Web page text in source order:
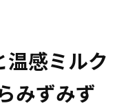
感ミルク
みずみず